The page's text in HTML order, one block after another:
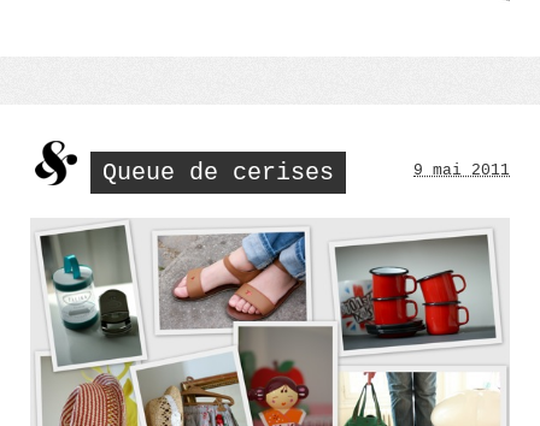
Queue de cerises 9 mai 2011